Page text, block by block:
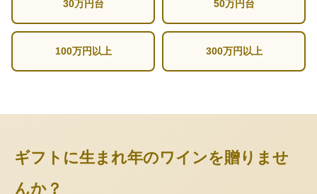
30万円台 50万円台
100万円以上 300万円以上
ギフトに生まれ年のワインを贈りませ
んか？